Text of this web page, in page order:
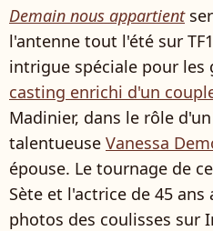
Demain nous appartient
l'antenne tout l'été sur
intrigue spéciale pour les
casting enrichi d'un
Madinier, dans le rôle
talentueuse Vanessa
épouse. Le tournage de
Sète et l'actrice de 45
photos des coulisses sur